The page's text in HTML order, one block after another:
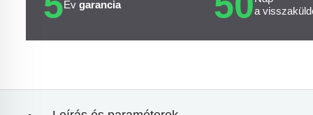
Év garancia
a